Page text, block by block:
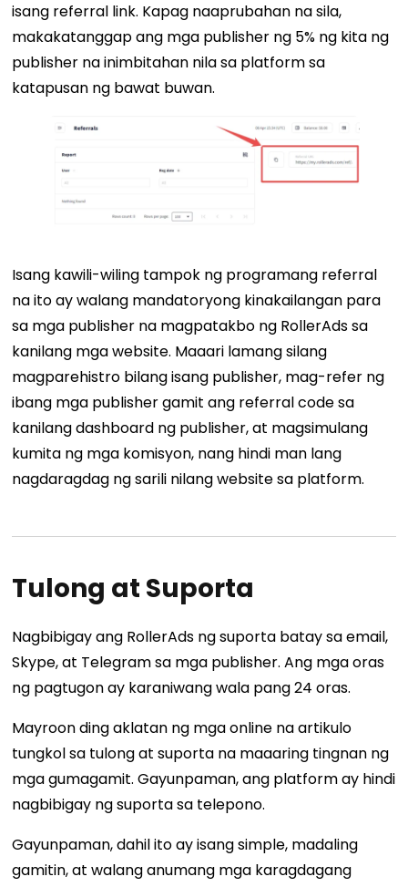
isang referral link. Kapag naaprubahan na sila,
makakatanggap ang mga publisher ng 5% ng kita ng
publisher na inimbitahan nila sa platform sa
katapusan ng bawat buwan.
Isang kawili-wiling tampok ng programang referral
na ito ay walang mandatoryong kinakailangan para
sa mga publisher na magpatakbo ng RollerAds sa
kanilang mga website. Maaari lamang silang
magparehistro bilang isang publisher, mag-refer ng
ibang mga publisher gamit ang referral code sa
kanilang dashboard ng publisher, at magsimulang
kumita ng mga komisyon, nang hindi man lang
nagdaragdag ng sarili nilang website sa platform.
Tulong at Suporta
Nagbibigay ang RollerAds ng suporta batay sa email,
Skype, at Telegram sa mga publisher. Ang mga oras
ng pagtugon ay karaniwang wala pang 24 oras.
Mayroon ding aklatan ng mga online na artikulo
tungkol sa tulong at suporta na maaaring tingnan ng
mga gumagamit. Gayunpaman, ang platform ay hindi
nagbibigay ng suporta sa telepono.
Gayunpaman, dahil ito ay isang simple, madaling
gamitin, at walang anumang mga karagdagang